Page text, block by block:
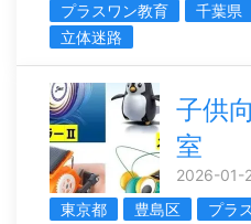
プラスワン教育 千葉県
立体迷路
子供
室
2026-01-
東京都
豊島区 プラ